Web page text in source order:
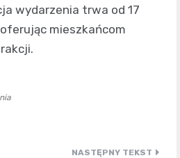
wydarzenia trwa od 17
mieszkańcom